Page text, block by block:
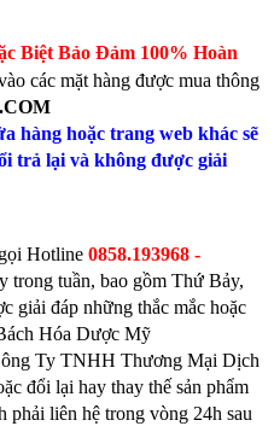
Biệt Bảo Đảm 100% Hoàn
các mặt hàng được mua thông
hàng hoặc trang web khác sẽ
trả lại và không được giải
Hotline 0858.193968 -
trong tuần, bao gồm Thứ Bảy,
giải đáp những thắc mắc hoặc
Hóa Dược Mỹ
Ty TNHH Thương Mại Dịch
đổi lại hay thay thế sản phẩm
liên hệ trong vòng 24h sau